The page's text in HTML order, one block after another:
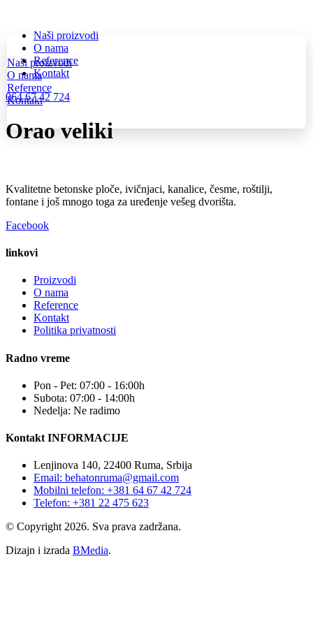
contentNaši proizvodi
O nama
Reference
Kontakt
Naši proizvodi
O nama
Reference
Kontakt
064 67 42 724
Orao veliki
Kvalitetne betonske ploče, ivičnjaci, kanalice, česme, roštilji,
fontane i još mnogo toga za uređenje vešeg dvorišta.
Facebook
linkovi
Proizvodi
O nama
Reference
Kontakt
Politika privatnosti
Radno vreme
Pon - Pet: 07:00 - 16:00h
Subota: 07:00 - 14:00h
Nedelja: Ne radimo
Kontakt INFORMACIJE
Lenjinova 140, 22400 Ruma, Srbija
Email: behatonruma@gmail.com
Mobilni telefon: +381 64 67 42 724
Telefon: +381 22 475 623
© Copyright 2026. Sva prava zadržana.
Dizajn i izrada BMedia.